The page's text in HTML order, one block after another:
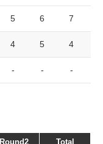
5 6 7
4 5 4
- - -
Round2 Total